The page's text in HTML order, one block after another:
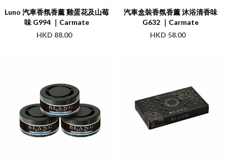
Luno 汽車香氛香薰 雞蛋花及山莓
味 G994 ｜Carmate
HKD 88.00
汽車盒裝香氛香薰 沐浴清香味
G632 ｜Carmate
HKD 58.00